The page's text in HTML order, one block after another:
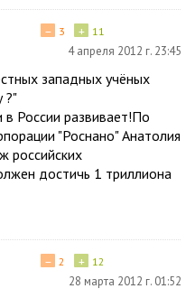
+ 11
− 3
4 апреля 2012 г. 23:45
западных учёных
?"
России развивает!По
"Роснано" Анатолия
российских
достичь 1 триллиона
+ 12
− 2
28 марта 2012 г. 01:52